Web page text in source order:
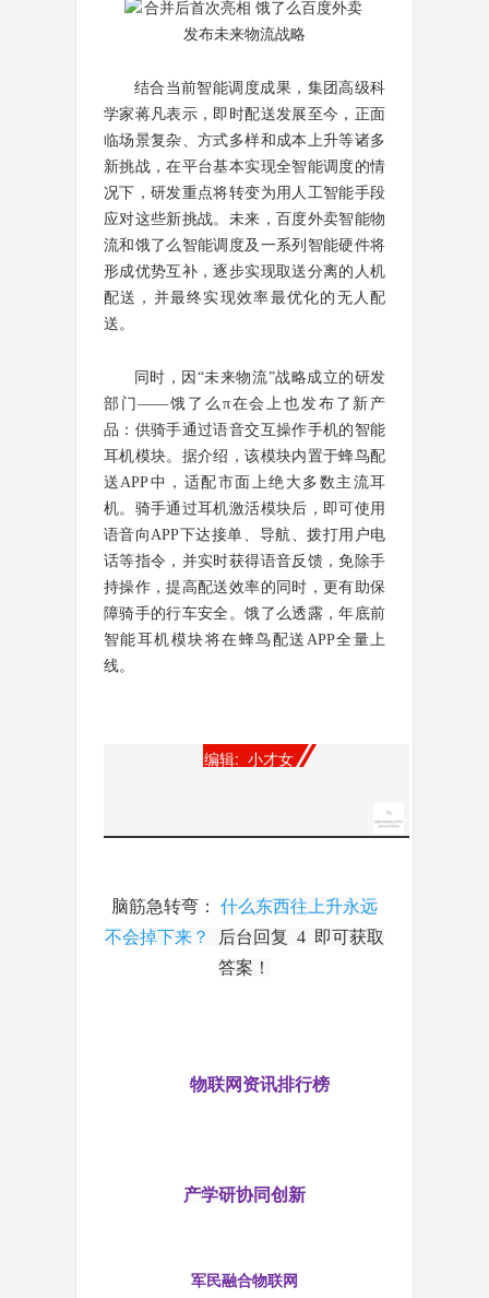
结合当前智能调度成果，集团高级科
学家蒋凡表示，即时配送发展至今，正面
临场景复杂、方式多样和成本上升等诸多
新挑战，在平台基本实现全智能调度的情
况下，研发重点将转变为用人工智能手段
应对这些新挑战。未来，百度外卖智能物
流和饿了么智能调度及一系列智能硬件将
形成优势互补，逐步实现取送分离的人机
配送，并最终实现效率最优化的无人配
送。
同时，因“未来物流”战略成立的研发
部门——饿了么π在会上也发布了新产
品：供骑手通过语音交互操作手机的智能
耳机模块。据介绍，该模块内置于蜂鸟配
送APP中，适配市面上绝大多数主流耳
机。骑手通过耳机激活模块后，即可使用
语音向APP下达接单、导航、拨打用户电
话等指令，并实时获得语音反馈，免除手
持操作，提高配送效率的同时，更有助保
障骑手的行车安全。饿了么透露，年底前
智能耳机模块将在蜂鸟配送APP全量上
线。
编辑: 小才女
脑筋急转弯： 什么东西往上升永远
不会掉下来？
后台回复 4 即可获取
答案！
物联网资讯排行榜
产学研协同创新
军民融合物联网